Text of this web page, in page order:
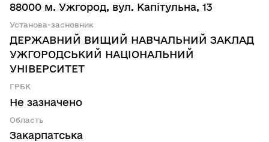
88000 м. Ужгород, вул. Капітульна, 13
Установа-засновник
ДЕРЖАВНИЙ ВИЩИЙ НАВЧАЛЬНИЙ ЗАКЛАД
УЖГОРОДСЬКИЙ НАЦІОНАЛЬНИЙ
УНІВЕРСИТЕТ
ГРБК
Не зазначено
Область
Закарпатська